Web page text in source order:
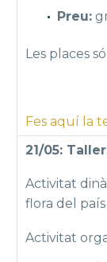
Preu:
Les places
Fes aquí la
21/05:
Activitat
flora del
Activitat